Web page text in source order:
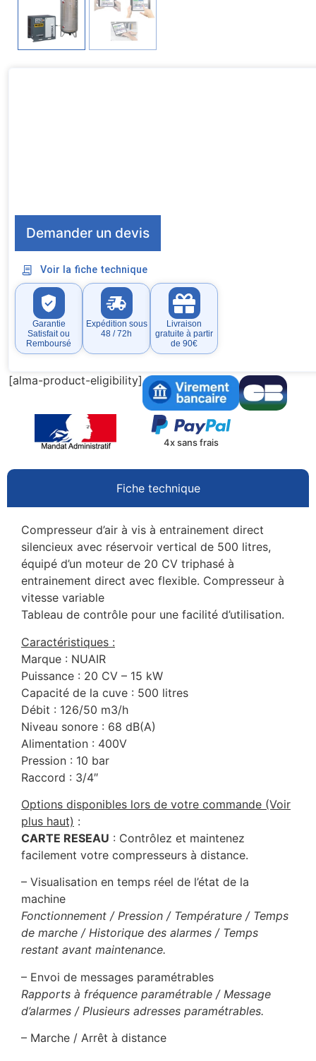
Demander un devis
Voir la fiche technique
Garantie
Satisfait ou
Remboursé
Expédition sous
48 / 72h
Livraison
gratuite à partir
de 90€
[alma-product-eligibility]
4x sans frais
Fiche technique
Compresseur d’air à vis à entrainement direct
silencieux avec réservoir vertical de 500 litres,
équipé d’un moteur de 20 CV triphasé à
entrainement direct avec flexible. Compresseur à
vitesse variable
Tableau de contrôle pour une facilité d’utilisation.
Caractéristiques :
Marque : NUAIR
Puissance : 20 CV – 15 kW
Capacité de la cuve : 500 litres
Débit : 126/50 m3/h
Niveau sonore : 68 dB(A)
Alimentation : 400V
Pression : 10 bar
Raccord : 3/4″
Options disponibles lors de votre commande (Voir
plus haut) :
CARTE RESEAU : Contrôlez et maintenez
facilement votre compresseurs à distance.
– Visualisation en temps réel de l’état de la
machine
Fonctionnement / Pression / Température / Temps
de marche / Historique des alarmes / Temps
restant avant maintenance.
– Envoi de messages paramétrables
Rapports à fréquence paramétrable / Message
d’alarmes / Plusieurs adresses paramétrables.
– Marche / Arrêt à distance